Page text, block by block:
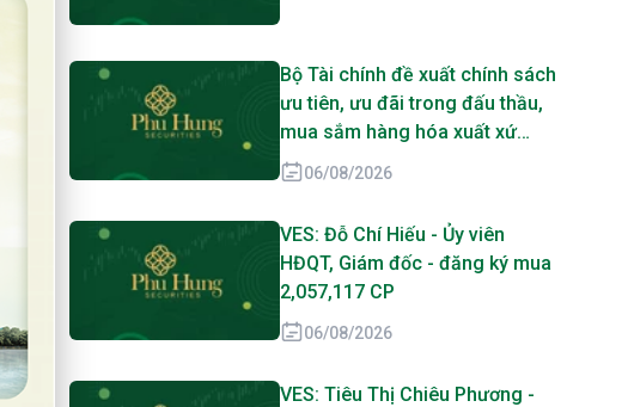
Bộ Tài chính đề xuất chính sách
ưu tiên, ưu đãi trong đấu thầu,
mua sắm hàng hóa xuất xứ
trong nước
06/08/2026
VES: Đỗ Chí Hiếu - Ủy viên
HĐQT, Giám đốc - đăng ký mua
2,057,117 CP
06/08/2026
VES: Tiêu Thị Chiêu Phương -